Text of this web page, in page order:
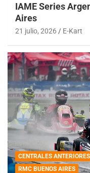
IAME Series
Aires
21 julio, 2026 E-Kart
CENTRALES ANTERIORES
RMC BUENOS AIRES